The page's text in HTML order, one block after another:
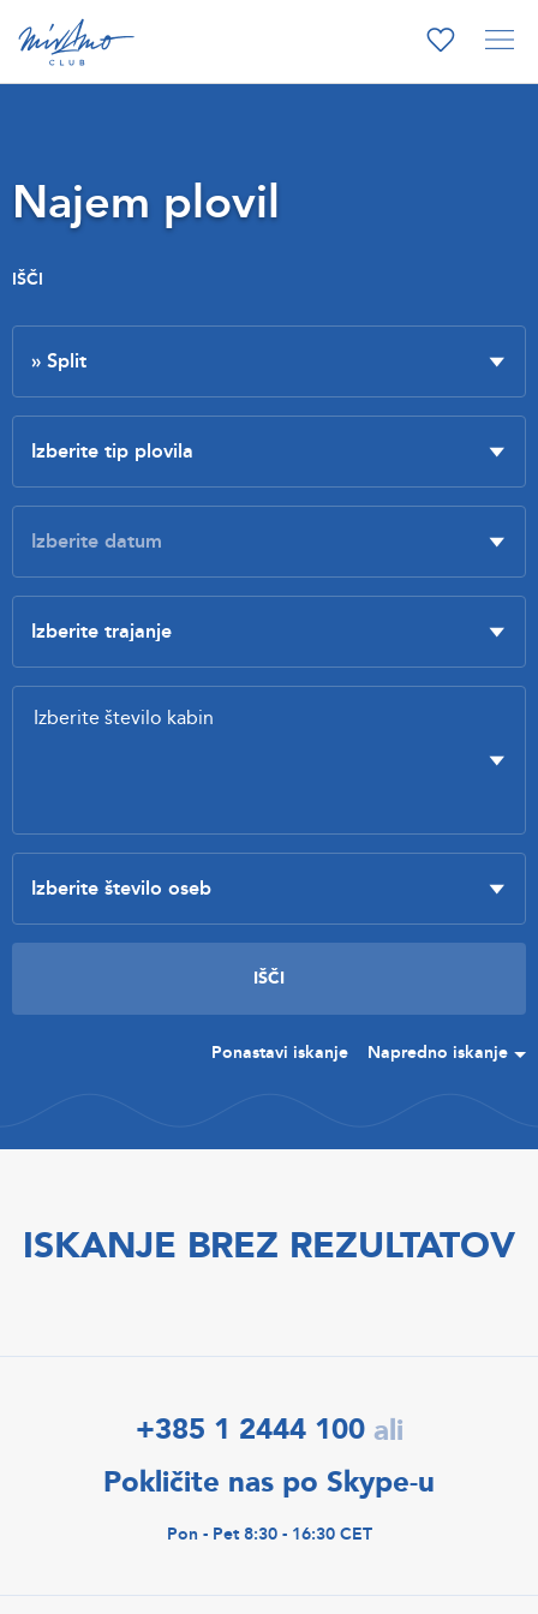
Najem plovil
IŠČI
Ponastavi iskanje Napredno iskanje
ISKANJE BREZ REZULTATOV
+385 1 2444 100 ali
Pokličite nas po Skype-u
Pon - Pet 8:30 - 16:30 CET